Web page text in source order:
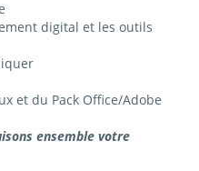
digital et les outils
et du Pack Office/Adobe
ensemble votre